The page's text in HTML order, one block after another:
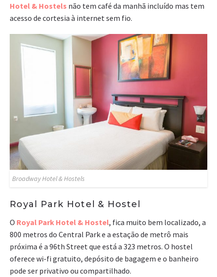
Hotel & Hostels não tem café da manhã incluído mas tem
acesso de cortesia à internet sem fio.
Broadway Hotel & Hostels
Royal Park Hotel & Hostel
O Royal Park Hotel & Hostel, fica muito bem localizado, a
800 metros do Central Park e a estação de metrô mais
próxima é a 96th Street que está a 323 metros. O hostel
oferece wi-fi gratuito, depósito de bagagem e o banheiro
pode ser privativo ou compartilhado.